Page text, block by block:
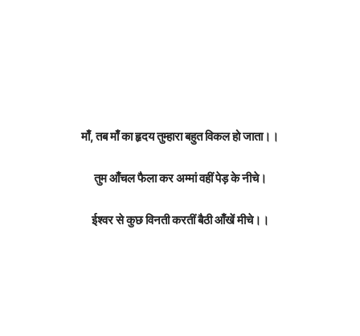
माँ, तब माँ का हृदय तुम्हारा बहुत विकल हो जाता।।
तुम आँचल फैला कर अम्मां वहीं पेड़ के नीचे।
ईश्वर से कुछ विनती करतीं बैठी आँखें मीचे।।